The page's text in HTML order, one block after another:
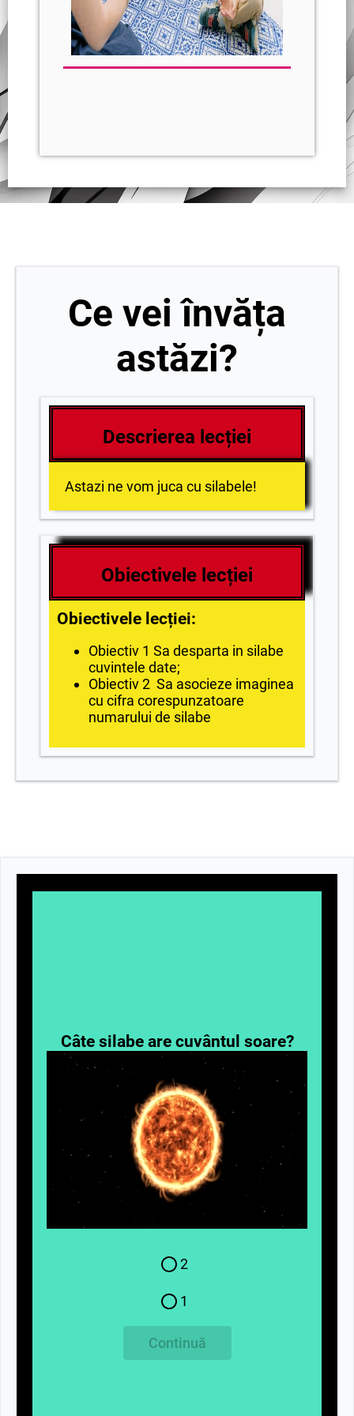
Ce vei învăța
astăzi?
Descrierea lecției
Astazi ne vom juca cu silabele!
Obiectivele lecției
Obiectivele lecției:
Obiectiv 1 Sa desparta in silabe
cuvintele date;
Obiectiv 2 Sa asocieze imaginea
cu cifra corespunzatoare
numarului de silabe
Câte silabe are cuvântul soare?
2
1
Continuă